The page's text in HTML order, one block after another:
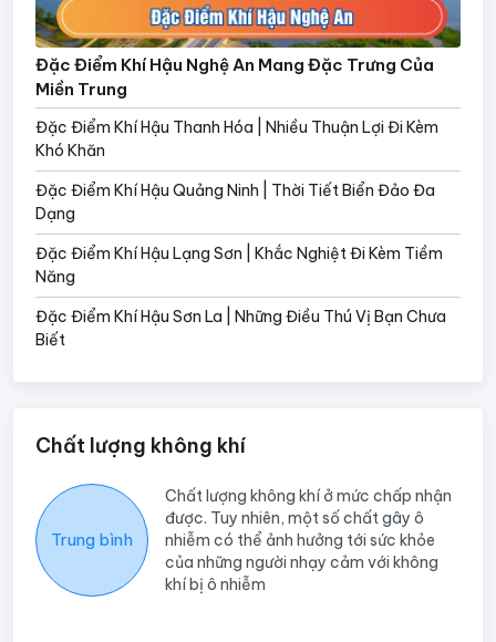
Đặc Điểm Khí Hậu Nghệ An Mang Đặc Trưng Của
Miền Trung
Đặc Điểm Khí Hậu Thanh Hóa | Nhiều Thuận Lợi Đi Kèm
Khó Khăn
Đặc Điểm Khí Hậu Quảng Ninh | Thời Tiết Biển Đảo Đa
Dạng
Đặc Điểm Khí Hậu Lạng Sơn | Khắc Nghiệt Đi Kèm Tiềm
Năng
Đặc Điểm Khí Hậu Sơn La | Những Điều Thú Vị Bạn Chưa
Biết
Chất lượng không khí
Trung bình
Chất lượng không khí ở mức chấp nhận
được. Tuy nhiên, một số chất gây ô
nhiễm có thể ảnh hưởng tới sức khỏe
của những người nhạy cảm với không
khí bị ô nhiễm